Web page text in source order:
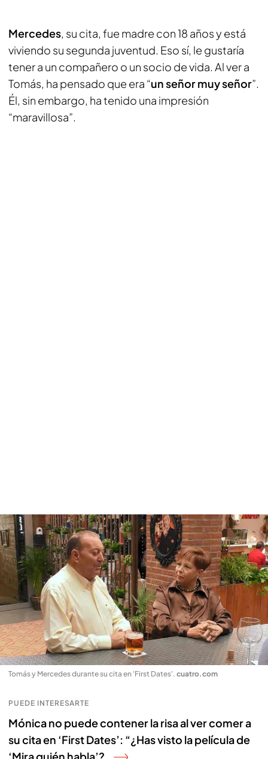
Mercedes, su cita, fue madre con 18 años y está
viviendo su segunda juventud. Eso sí, le gustaría
tener a un compañero o un socio de vida. Al ver a
Tomás, ha pensado que era “un señor muy señor”.
Él, sin embargo, ha tenido una impresión
“maravillosa”.
Tomás y Mercedes durante su cita en 'First Dates'. cuatro.com
PUEDE INTERESARTE
Mónica no puede contener la risa al ver comer a
su cita en ‘First Dates’: “¿Has visto la película de